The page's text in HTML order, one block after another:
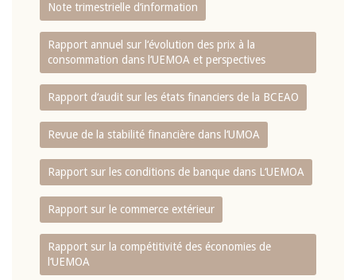
Note trimestrielle d‘information
Rapport annuel sur l‘évolution des prix à la
consommation dans l‘UEMOA et perspectives
Rapport d‘audit sur les états financiers de la BCEAO
Revue de la stabilité financière dans l‘UMOA
Rapport sur les conditions de banque dans L‘UEMOA
Rapport sur le commerce extérieur
Rapport sur la compétitivité des économies de
l‘UEMOA